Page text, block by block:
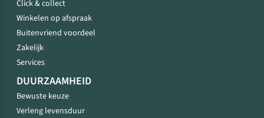
Click & collect
Winkelen op afspraak
Buitenvriend voordeel
Zakelijk
Services
DUURZAAMHEID
Bewuste keuze
Verleng levensduur